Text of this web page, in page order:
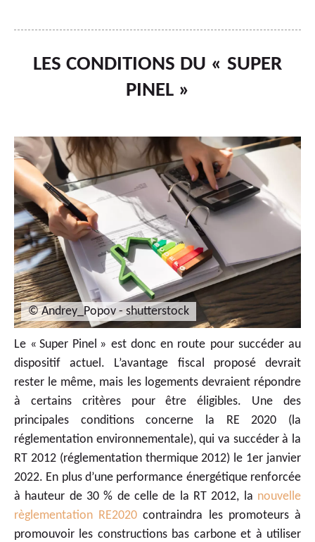
LES CONDITIONS DU « SUPER
PINEL »
© Andrey_Popov - shutterstock
Le « Super Pinel » est donc en route pour succéder au
dispositif actuel. L’avantage fiscal proposé devrait
rester le même, mais les logements devraient répondre
à certains critères pour être éligibles. Une des
principales conditions concerne la RE 2020 (la
réglementation environnementale), qui va succéder à la
RT 2012 (réglementation thermique 2012) le 1er janvier
2022. En plus d’une performance énergétique renforcée
à hauteur de 30 % de celle de la RT 2012, la nouvelle
règlementation RE2020 contraindra les promoteurs à
promouvoir les constructions bas carbone et à utiliser